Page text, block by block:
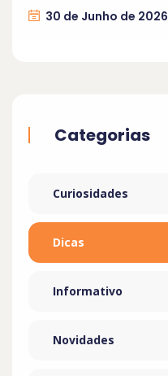
30 de Junho de 2026
Categorias
Curiosidades
Dicas
Informativo
Novidades